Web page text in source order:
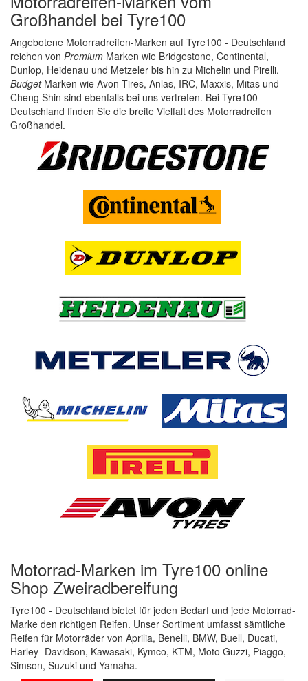
Großhandel bei Tyre100
Angebotene Motorradreifen-Marken auf Tyre100 - Deutschland
reichen von Premium Marken wie Bridgestone, Continental,
Dunlop, Heidenau und Metzeler bis hin zu Michelin und Pirelli.
BudgetMarken wie Avon Tires, Anlas, IRC, Maxxis, Mitas und
Cheng Shin sind ebenfalls bei uns vertreten. Bei Tyre100 -
Deutschland finden Sie die breite Vielfalt des Motorradreifen
Großhandel.
Motorrad-Marken im Tyre100 online
Shop Zweiradbereifung
Tyre100 - Deutschland bietet für jeden Bedarf und jede Motorrad-
Marke den richtigen Reifen. Unser Sortiment umfasst sämtliche
Reifen für Motorräder von Aprilia, Benelli, BMW, Buell, Ducati,
Harley- Davidson, Kawasaki, Kymco, KTM, Moto Guzzi, Piaggo,
Simson, Suzuki und Yamaha.